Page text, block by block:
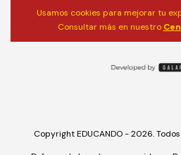
Usamos cookies para mejorar tu
Consultar más en nuestro
Copyright EDUCANDO - 2026.